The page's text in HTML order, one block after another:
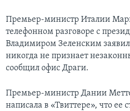
Премьер-министр Италии
телефонном разговоре с
Владимиром Зеленским
никогда не признает
сообщил офис Драги.
Премьер-министр Дании
написала в «Твиттере», что ее